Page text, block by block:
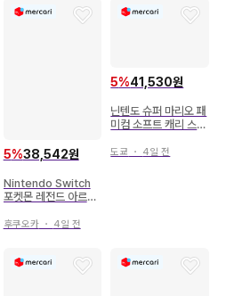
5%38,542원
Nintendo Switch
포켓몬 레전드 아르세
후쿠오카・ 4일 전
5%41,530원
닌텐도 슈퍼 마리오 패
미컴 소프트 캐리 스티
도쿄 ・ 4일 전